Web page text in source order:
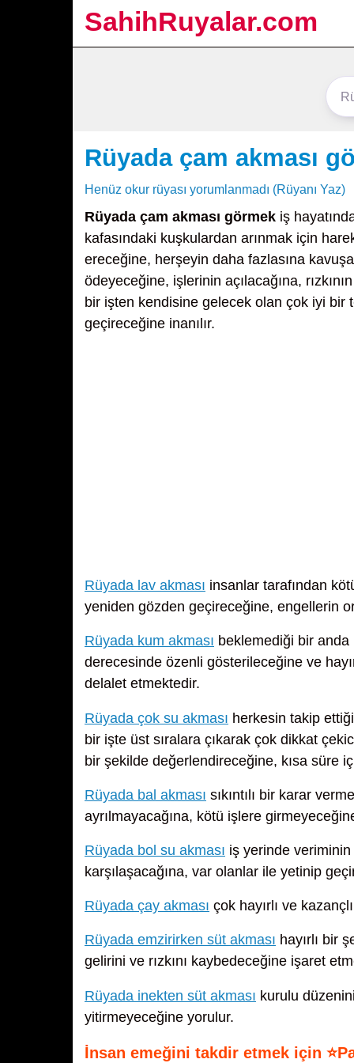
SahihRuyalar.com
Rüyada çam akması
Henüz okur rüyası yorumlanmadı (Rüyanı Yaz)
Rüyada çam akması görmek iş
kafasındaki kuşkulardan arınmak için
ereceğine, herşeyin daha fazlasına
ödeyeceğine, işlerinin açılacağına,
bir işten kendisine gelecek olan çok iyi bir
geçireceğine inanılır.
Rüyada lav akması insanlar tarafından
yeniden gözden geçireceğine, engellerin
Rüyada kum akması beklemediği bir anda
derecesinde özenli gösterileceğine ve
delalet etmektedir.
Rüyada çok su akması herkesin takip
bir işte üst sıralara çıkarak çok dikkat
bir şekilde değerlendireceğine, kısa süre
Rüyada bal akması sıkıntılı bir karar
ayrılmayacağına, kötü işlere
Rüyada bol su akması iş yerinde
karşılaşacağına, var olanlar ile yetinip
Rüyada çay akması çok hayırlı ve
Rüyada emzirirken süt akması hayırlı bir
gelirini ve rızkını kaybedeceğine işaret
Rüyada inekten süt akması kurulu
yitirmeyeceğine yorulur.
İnsan emeğini takdir etmek için